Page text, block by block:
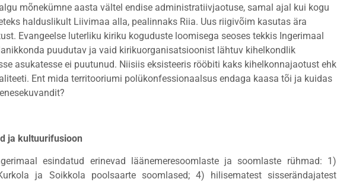
mõnekümne aasta vältel endise administratiivjaotuse, samal ajal kui kogu
halduslikult Liivimaa alla, pealinnaks Riia. Uus riigivõim kasutas ära
Evangeelse luterliku kiriku koguduste loomisega seoses tekkis Ingerimaal
puudutav ja vaid kirikuorganisatsioonist lähtuv kihelkondlik
asukatesse ei puutunud. Niisiis eksisteeris rööbiti kaks kihelkonnajaotust ehk
Ent mida territooriumi polükonfessionaalsus endaga kaasa tõi ja kuidas
ja kultuurifusioon
esindatud erinevad läänemeresoomlaste ja soomlaste rühmad: 1)
ja Soikkola poolsaarte soomlased; 4) hilisematest sisserändajatest